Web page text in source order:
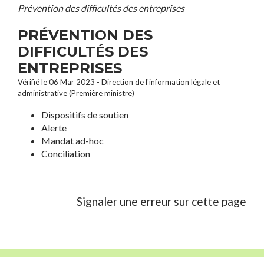
Prévention des difficultés des entreprises
PRÉVENTION DES
DIFFICULTÉS DES
ENTREPRISES
Vérifié le 06 Mar 2023 - Direction de l'information légale et
administrative (Première ministre)
Dispositifs de soutien
Alerte
Mandat ad-hoc
Conciliation
Signaler une erreur sur cette page